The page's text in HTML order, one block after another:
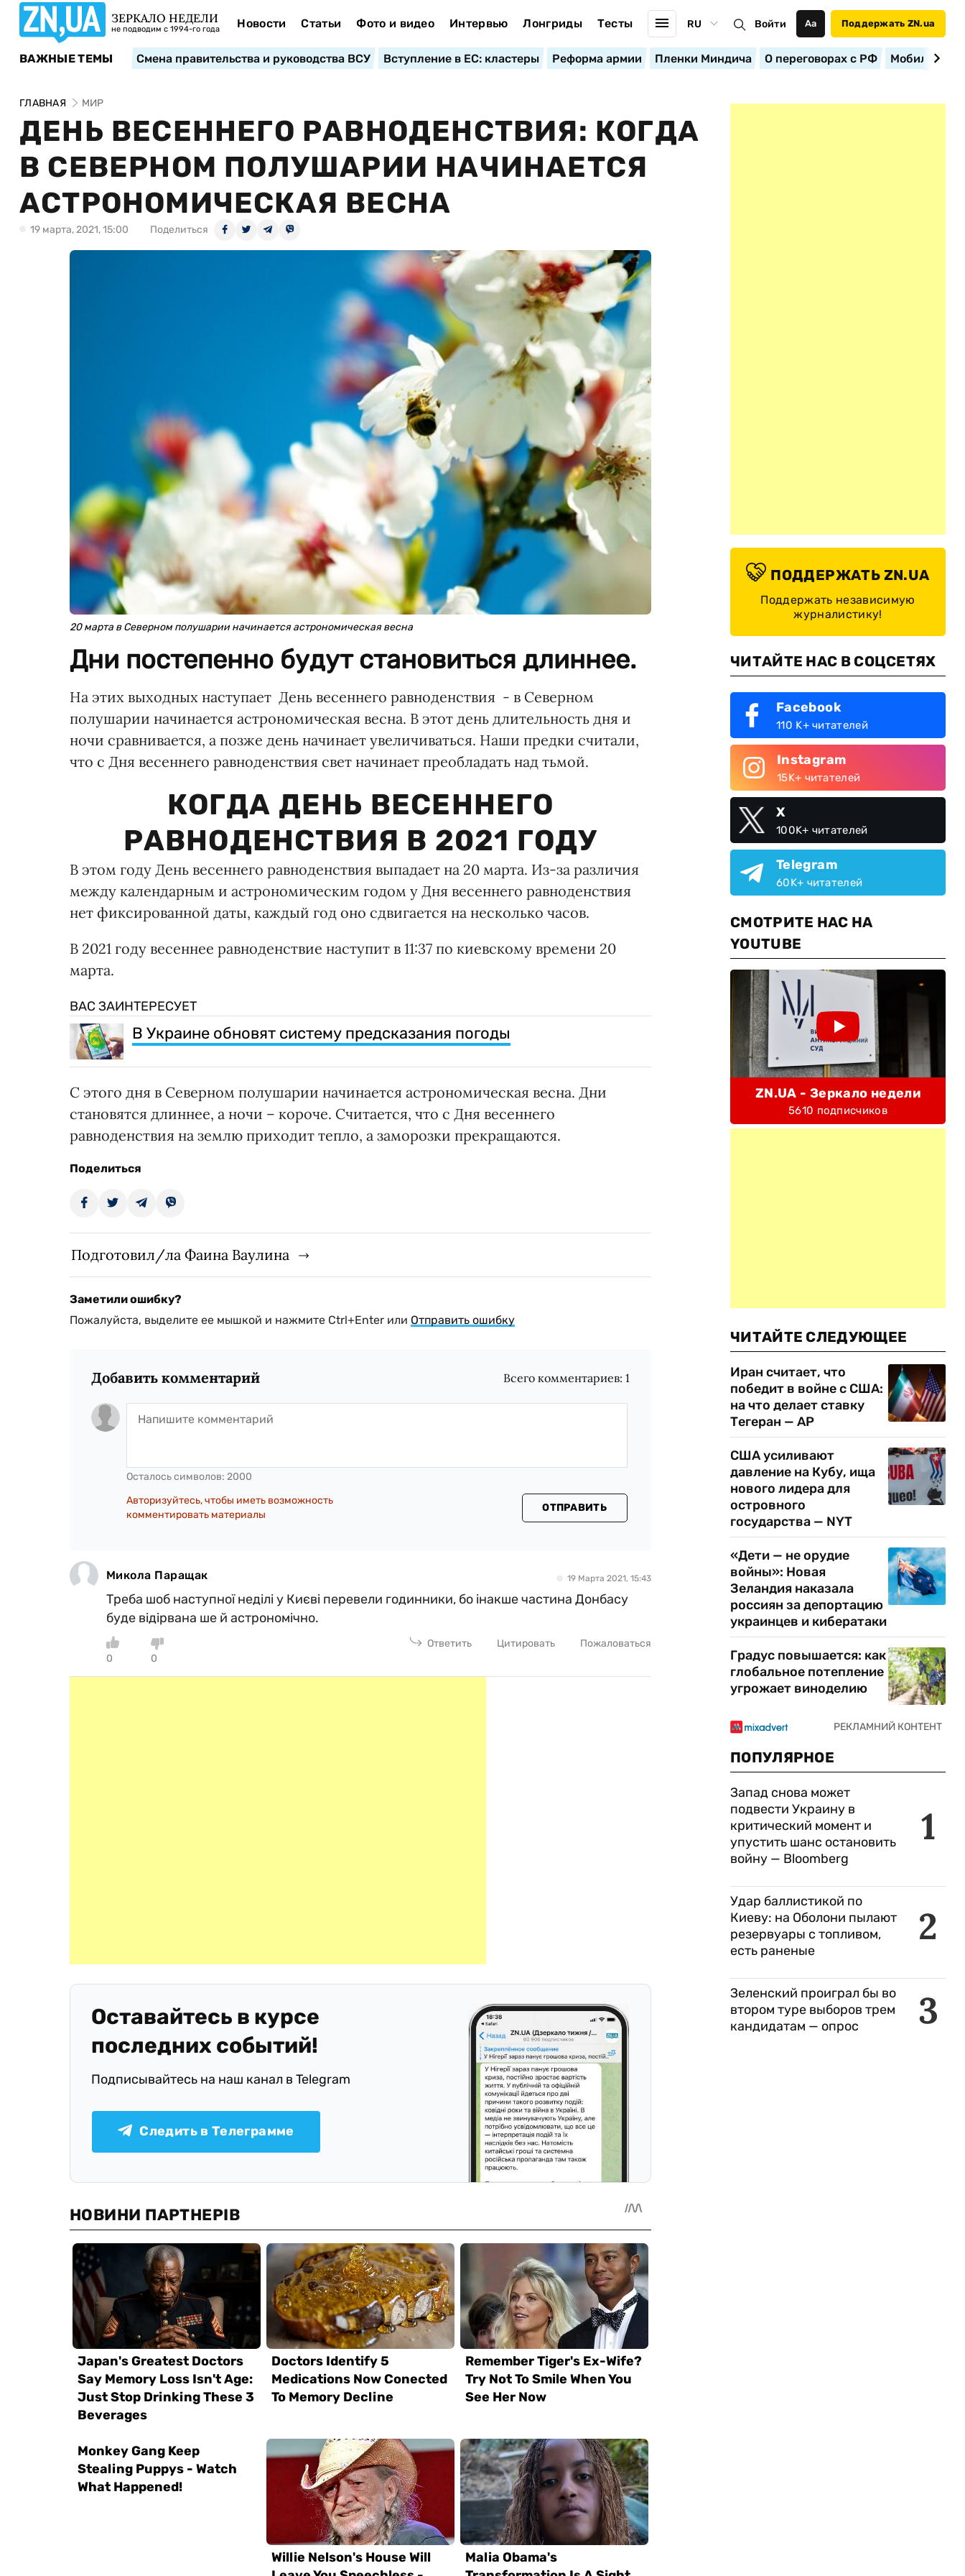
ЗЕРКАЛО НЕДЕЛИ
не подводим с 1994-го года Новости Статьи Фото и видео Интервью Лонгриды Тесты RU Войти Аа Поддержать ZN.ua
ВАЖНЫЕ ТЕМЫ Смена правительства и руководства ВСУ Вступление в ЕС: кластеры Реформа армии Пленки Миндича О переговорах с РФ
ГЛАВНАЯ МИР
ДЕНЬ ВЕСЕННЕГО РАВНОДЕНСТВИЯ: КОГДА
В СЕВЕРНОМ ПОЛУШАРИИ НАЧИНАЕТСЯ
АСТРОНОМИЧЕСКАЯ ВЕСНА
19 марта, 2021, 15:00 Поделиться
20 марта в Северном полушарии начинается астрономическая весна
Дни постепенно будут становиться длиннее.
На этих выходных наступает День весеннего равноденствия - в Северном
полушарии начинается астрономическая весна. В этот день длительность дня и
ночи сравнивается, а позже день начинает увеличиваться. Наши предки считали,
что с Дня весеннего равноденствия свет начинает преобладать над тьмой.
КОГДА ДЕНЬ ВЕСЕННЕГО
РАВНОДЕНСТВИЯ В 2021 ГОДУ
В этом году День весеннего равноденствия выпадает на 20 марта. Из-за различия
между календарным и астрономическим годом у Дня весеннего равноденствия
нет фиксированной даты, каждый год оно сдвигается на несколько часов.
В 2021 году весеннее равноденствие наступит в 11:37 по киевскому времени 20
марта.
ВАС ЗАИНТЕРЕСУЕТ
В Украине обновят систему предсказания погоды
С этого дня в Северном полушарии начинается астрономическая весна. Дни
становятся длиннее, а ночи – короче. Считается, что с Дня весеннего
равноденствия на землю приходит тепло, а заморозки прекращаются.
Поделиться
Подготовил/ла Фаина Ваулина
Заметили ошибку?
Пожалуйста, выделите ее мышкой и нажмите Ctrl+Enter или Отправить ошибку
Добавить комментарий Всего комментариев:1
Осталось символов: 2000
Авторизуйтесь, чтобы иметь возможность
комментировать материалы
ОТПРАВИТЬ
Микола Паращак 19 Марта 2021, 15:43
Треба шоб наступної неділі у Києві перевели годинники, бо інакше частина Донбасу
буде відірвана ше й астрономічно.
0 0
Ответить Цитировать Пожаловаться
Оставайтесь в курсе
последних событий!
Подписывайтесь на наш канал в Telegram
Следить в Телеграмме
ПОДДЕРЖАТЬ ZN.UA
Поддержать независимую
журналистику!
ЧИТАЙТЕ НАС В СОЦСЕТЯХ
Facebook
110 K+ читателей
Instagram
15K+ читателей
X
100K+ читателей
Telegram
60K+ читателей
СМОТРИТЕ НАС НА
YOUTUBE
ZN.UA - Зеркало недели
5610 подписчиков
ЧИТАЙТЕ СЛЕДУЮЩЕЕ
Иран считает, что
победит в войне с США:
на что делает ставку
Тегеран — AP
США усиливают
давление на Кубу, ища
нового лидера для
островного
государства — NYT
«Дети — не орудие
войны»: Новая
Зеландия наказала
россиян за депортацию
украинцев и кибератаки
Градус повышается: как
глобальное потепление
угрожает виноделию
ПОПУЛЯРНОЕ
1
Запад снова может
подвести Украину в
критический момент и
упустить шанс остановить
войну — Bloomberg
2
Удар баллистикой по
Киеву: на Оболони пылают
резервуары с топливом,
есть раненые
3
Зеленский проиграл бы во
втором туре выборов трем
кандидатам — опрос